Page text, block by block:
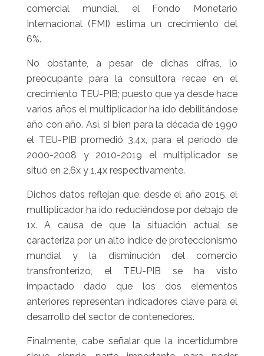
comercial mundial, el Fondo Monetario
Internacional (FMI) estima un crecimiento del
6%.
No obstante, a pesar de dichas cifras, lo
preocupante para la consultora recae en el
crecimiento TEU-PIB; puesto que ya desde hace
varios años el multiplicador ha ido debilitándose
año con año. Así, si bien para la década de 1990
el TEU-PIB promedió 3,4x, para el periodo de
2000-2008 y 2010-2019 el multiplicador se
situó en 2,6x y 1,4x respectivamente.
Dichos datos reflejan que, desde el año 2015, el
multiplicador ha ido reduciéndose por debajo de
1x. A causa de que la situación actual se
caracteriza por un alto índice de proteccionismo
mundial y la disminución del comercio
transfronterizo, el TEU-PIB se ha visto
impactado dado que los dos elementos
anteriores representan indicadores clave para el
desarrollo del sector de contenedores.
Finalmente, cabe señalar que la incertidumbre